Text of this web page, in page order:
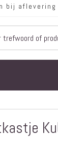
bij aflevering